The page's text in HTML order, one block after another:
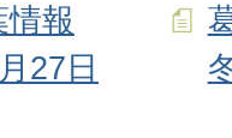
報
27日